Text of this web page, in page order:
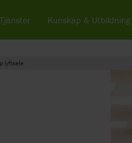
lyftsele
Tjänster Kunskap & Utbildning